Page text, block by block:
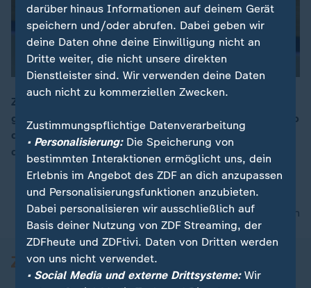
00:19
Zu dem europapolitischen Kurs der Bundesregierung
gibt es von vielen Seiten Kritik. Ulf Röller berichtet, ob
die Erwartungen an die Rede von Kanzler Scholz
deshalb größer sind.
nach oben
darüber hinaus Informationen auf deinem Gerät
speichern und/oder abrufen. Dabei geben wir
deine Daten ohne deine Einwilligung nicht an
Dritte weiter, die nicht unsere direkten
Dienstleister sind. Wir verwenden deine Daten
auch nicht zu kommerziellen Zwecken.
Zustimmungspflichtige Datenverarbeitung
• Personalisierung:Die Speicherung von
bestimmten Interaktionen ermöglicht uns, dein
Erlebnis im Angebot des ZDF an dich anzupassen
und Personalisierungsfunktionen anzubieten.
Dabei personalisieren wir ausschließlich auf
Basis deiner Nutzung von ZDF Streaming, der
ZDFheute und ZDFtivi. Daten von Dritten werden
von uns nicht verwendet.
• Social Media und externe Drittsysteme:Wir